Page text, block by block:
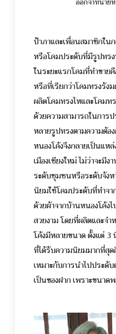
ป้าภาและเพื่อนสมาชิกใน
หรือโคมประดับที่มีรูปทร
ในระยะแรกโคมที่ทำขาย
หรือที่เรียกว่าโคมทรงรั
ผลิตโคมทรงไหและโคมท
ด้วยความสามารถในการ
หลายรูปทรงตามความต้อ
หนองโค้งจึงกลายเป็นแห
เมืองเชียงใหม่ ไม่ว่าจะมี
ระดับชุมชนหรือระดับจัง
นิยมใช้โคมประดับที่ทำจา
ด้วยผ้าจากบ้านหนองโค้ง
สวยงาม โดยที่ผลิตและจ
โค้งมีหลายขนาด ตั้งแต่
ที่ได้รับความนิยมมากที่สุ
เหมาะกับการนำไปประดั
เป็นของฝาก เพราะขนาด